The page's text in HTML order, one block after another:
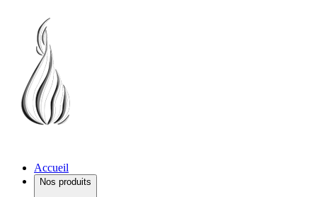
Accueil
Nos produits